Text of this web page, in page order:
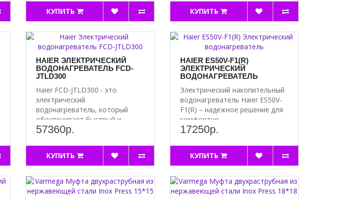
КУПИТЬ КУПИТЬ
HAIER ЭЛЕКТРИЧЕСКИЙ
ВОДОНАГРЕВАТЕЛЬ FCD-
JTLD300
Haier FCD-JTLD300 - это
электрический
водонагреватель, который
обеспечивает быстрый и
эффективный на..
57360р.
КУПИТЬ
HAIER ES50V-F1(R)
ЭЛЕКТРИЧЕСКИЙ
ВОДОНАГРЕВАТЕЛЬ
Электрический накопительный
водонагреватель Haier ES50V-
F1(R) – надежное решение для
комфортно..
17250р.
КУПИТЬ